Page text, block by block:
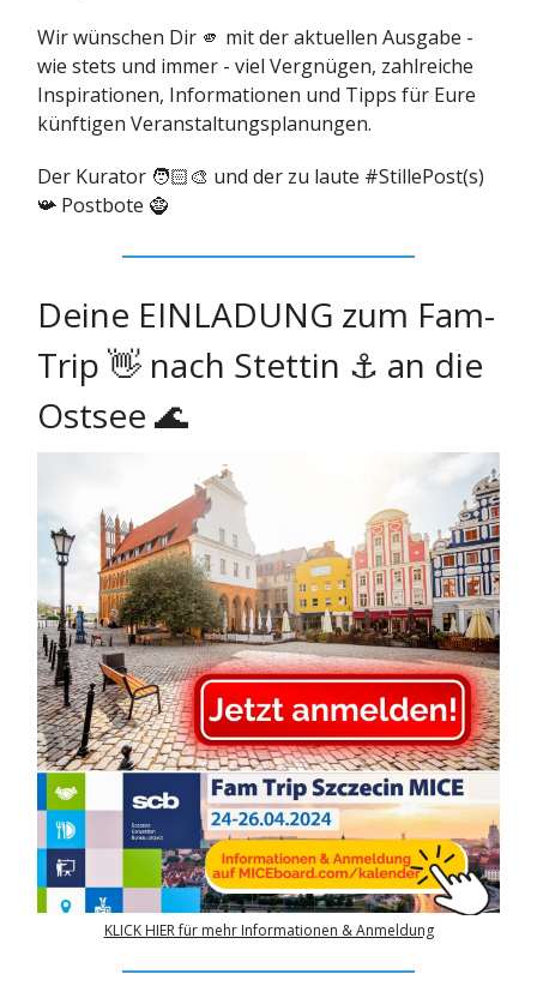
Wir wünschen Dir 🫵 mit der aktuellen Ausgabe -
wie stets und immer - viel Vergnügen, zahlreiche
Inspirationen, Informationen und Tipps für Eure
künftigen Veranstaltungsplanungen.
Der Kurator 🧑🏻‍🎨 und der zu laute #StillePost(s)
📯 Postbote 🧌
Deine EINLADUNG zum Fam-
Trip 👋 nach Stettin ⚓️ an die
Ostsee 🌊
KLICK HIER für mehr Informationen & Anmeldung